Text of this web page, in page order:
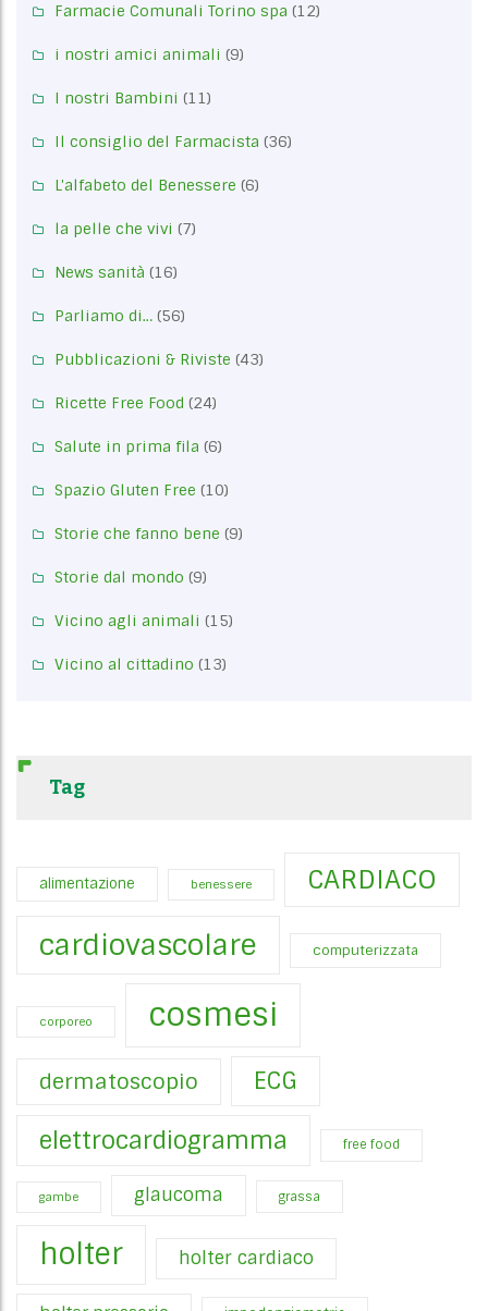
Farmacie Comunali Torino spa (12)
i nostri amici animali (9)
I nostri Bambini (11)
Il consiglio del Farmacista (36)
L'alfabeto del Benessere (6)
la pelle che vivi (7)
News sanità (16)
Parliamo di… (56)
Pubblicazioni & Riviste (43)
Ricette Free Food (24)
Salute in prima fila (6)
Spazio Gluten Free (10)
Storie che fanno bene (9)
Storie dal mondo (9)
Vicino agli animali (15)
Vicino al cittadino (13)
Tag
alimentazione benessere CARDIACO
cardiovascolare computerizzata
corporeo cosmesi
dermatoscopio ECG
elettrocardiogramma free food
gambe glaucoma grassa
holter holter cardiaco